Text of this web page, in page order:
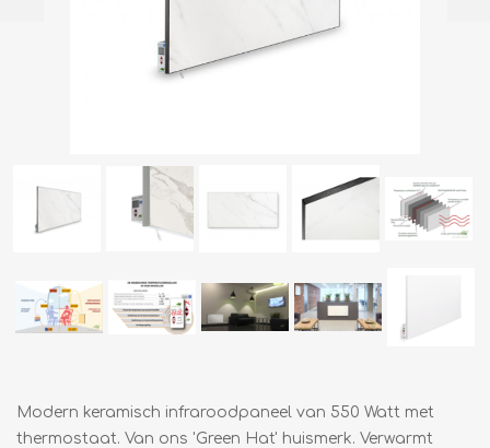
Modern keramisch infraroodpaneel van 550 Watt met
thermostaat. Van ons 'Green Hat' huismerk. Verwarmt